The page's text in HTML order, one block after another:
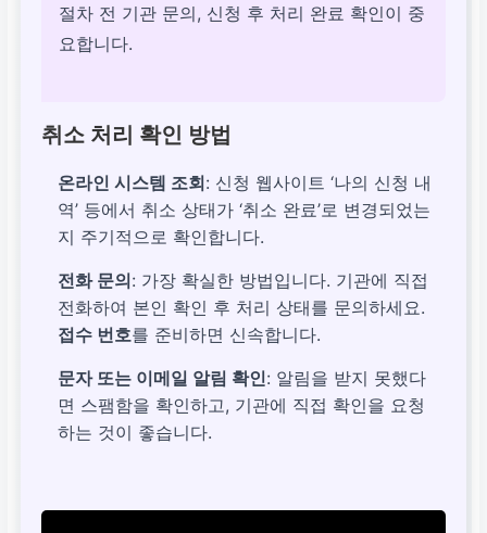
절차 전 기관 문의, 신청 후 처리 완료 확인이 중
요합니다.
취소 처리 확인 방법
온라인 시스템 조회: 신청 웹사이트 ‘나의 신청 내
역’ 등에서 취소 상태가 ‘취소 완료’로 변경되었는
지 주기적으로 확인합니다.
전화 문의: 가장 확실한 방법입니다. 기관에 직접
전화하여 본인 확인 후 처리 상태를 문의하세요.
접수 번호를 준비하면 신속합니다.
문자 또는 이메일 알림 확인: 알림을 받지 못했다
면 스팸함을 확인하고, 기관에 직접 확인을 요청
하는 것이 좋습니다.